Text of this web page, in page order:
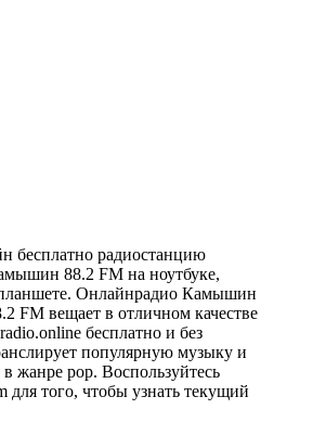
бесплатно радиостанцию
88.2 FM на ноутбуке,
Онлайнрадио Камышин
FM вещает в отличном качестве
бесплатно и без
популярную музыку и
жанре pop. Воспользуйтесь
для того, чтобы узнать текущий